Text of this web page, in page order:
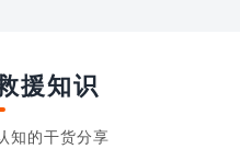
援知识
知的干货分享